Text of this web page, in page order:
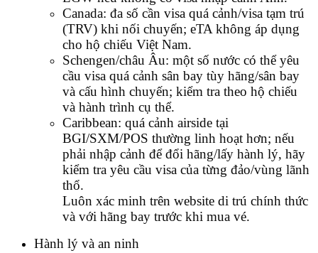
Canada: đa số cần visa quá cảnh/visa tạm trú
(TRV) khi nối chuyến; eTA không áp dụng
cho hộ chiếu Việt Nam.
Schengen/châu Âu: một số nước có thể yêu
cầu visa quá cảnh sân bay tùy hãng/sân bay
và cấu hình chuyến; kiểm tra theo hộ chiếu
và hành trình cụ thể.
Caribbean: quá cảnh airside tại
BGI/SXM/POS thường linh hoạt hơn; nếu
phải nhập cảnh để đổi hãng/lấy hành lý, hãy
kiểm tra yêu cầu visa của từng đảo/vùng lãnh
thổ.
Luôn xác minh trên website di trú chính thức
và với hãng bay trước khi mua vé.
Hành lý và an ninh